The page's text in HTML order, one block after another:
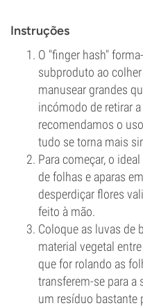
Instruções
O "finger hash"
subproduto ao
manusear grandes
incómodo de retirar
recomendamos o
tudo se torna mais
Para começar, o
de folhas e aparas
desperdiçar flores
feito à mão.
Coloque as luvas de
material vegetal
que for rolando as
transferem-se para a
um resíduo bastante